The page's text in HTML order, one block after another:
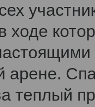
ходе
арене.
теплый